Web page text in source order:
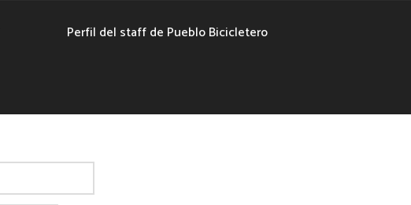
Perfil del staff de Pueblo Bicicletero